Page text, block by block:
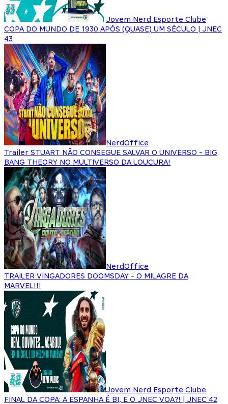
Jovem Nerd Esporte Clube
COPA DO MUNDO DE 1930 APÓS (QUASE) UM SÉCULO | JNEC
43
NerdOffice
Trailer STUART NÃO CONSEGUE SALVAR O UNIVERSO - BIG
BANG THEORY NO MULTIVERSO DA LOUCURA!
NerdOffice
TRAILER VINGADORES DOOMSDAY - O MILAGRE DA
MARVEL!!!
Jovem Nerd Esporte Clube
FINAL DA COPA: A ESPANHA É BI, E O JNEC VOA?! | JNEC 42